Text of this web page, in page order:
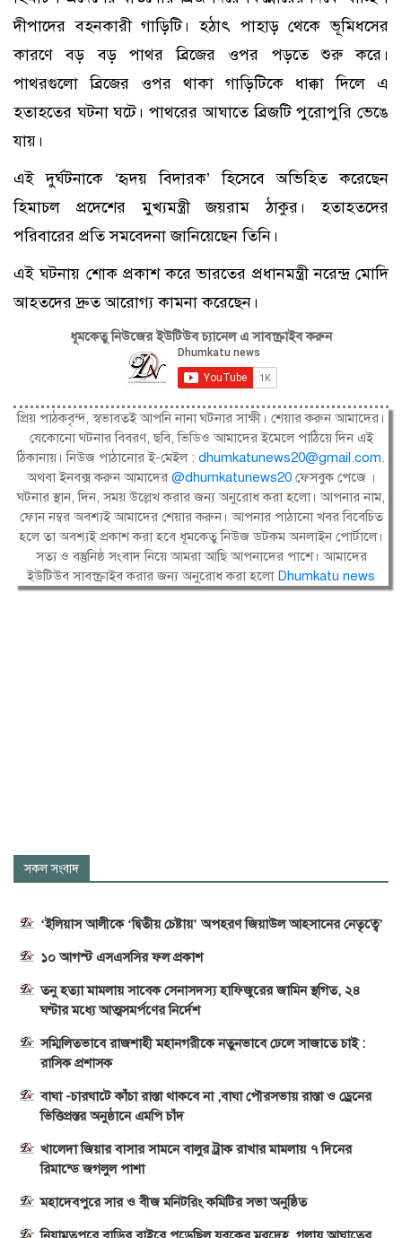
দীপাদের বহনকারী গাড়িটি। হঠাৎ পাহাড় থেকে ভূমিধসের
কারণে বড় বড় পাথর ব্রিজের ওপর পড়তে শুরু করে।
পাথরগুলো ব্রিজের ওপর থাকা গাড়িটিকে ধাক্কা দিলে এ
হতাহতের ঘটনা ঘটে। পাথরের আঘাতে ব্রিজটি পুরোপুরি ভেঙে
যায়।
এই দুর্ঘটনাকে ‘হৃদয় বিদারক’ হিসেবে অভিহিত করেছেন
হিমাচল প্রদেশের মুখ্যমন্ত্রী জয়রাম ঠাকুর। হতাহতদের
পরিবারের প্রতি সমবেদনা জানিয়েছেন তিনি।
এই ঘটনায় শোক প্রকাশ করে ভারতের প্রধানমন্ত্রী নরেন্দ্র মোদি
আহতদের দ্রুত আরোগ্য কামনা করেছেন।
ধূমকেতু নিউজের ইউটিউব চ্যানেল এ সাবস্ক্রাইব করুন
প্রিয় পাঠকবৃন্দ, স্বভাবতই আপনি নানা ঘটনার সাক্ষী। শেয়ার করুন আমাদের।
যেকোনো ঘটনার বিবরণ, ছবি, ভিডিও আমাদের ইমেলে পাঠিয়ে দিন এই
ঠিকানায়। নিউজ পাঠানোর ই-মেইল : dhumkatunews20@gmail.com.
অথবা ইনবক্স করুন আমাদের@dhumkatunews20 ফেসবুক পেজে ।
ঘটনার স্থান, দিন, সময় উল্লেখ করার জন্য অনুরোধ করা হলো। আপনার নাম,
ফোন নম্বর অবশ্যই আমাদের শেয়ার করুন। আপনার পাঠানো খবর বিবেচিত
হলে তা অবশ্যই প্রকাশ করা হবে ধূমকেতু নিউজ ডটকম অনলাইন পোর্টালে।
সত্য ও বস্তুনিষ্ঠ সংবাদ নিয়ে আমরা আছি আপনাদের পাশে। আমাদের
ইউটিউব সাবস্ক্রাইব করার জন্য অনুরোধ করা হলো Dhumkatu news
সকল সংবাদ
‘ইলিয়াস আলীকে ‘দ্বিতীয় চেষ্টায়’ অপহরণ জিয়াউল আহসানের নেতৃত্বে’
১০ আগস্ট এসএসসির ফল প্রকাশ
তনু হত্যা মামলায় সাবেক সেনাসদস্য হাফিজুরের জামিন স্থগিত, ২৪
ঘণ্টার মধ্যে আত্মসমর্পণের নির্দেশ
সম্মিলিতভাবে রাজশাহী মহানগরীকে নতুনভাবে ঢেলে সাজাতে চাই :
রাসিক প্রশাসক
বাঘা -চারঘাটে কাঁচা রাস্তা থাকবে না ,বাঘা পৌরসভায় রাস্তা ও ড্রেনের
ভিত্তিপ্রস্তর অনুষ্ঠানে এমপি চাঁদ
খালেদা জিয়ার বাসার সামনে বালুর ট্রাক রাখার মামলায় ৭ দিনের
রিমান্ডে জগলুল পাশা
মহাদেবপুরে সার ও বীজ মনিটরিং কমিটির সভা অনুষ্ঠিত